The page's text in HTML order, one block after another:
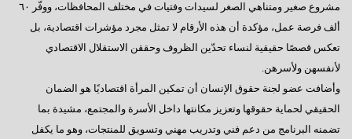
مشروع صغير ومتناهي الصغر لسيدات وفتيات في مختلف المحافظات، ووفّر ٦٠
ألف فرصة عمل، مؤكدة أن هذه الأرقام لا تمثل مجرد مؤشرات اقتصادية، بل
تعكس قصصًا حقيقية لنساء تحدّين الظروف وحققن الاستقلال الاقتصادي
لأنفسهن ولأسرهن.
وأضافت عضو لجنة حقوق الإنسان أن تمكين المرأة اقتصاديًا هو الضمان
الحقيقي لحماية حقوقها وتعزيز مكانتها داخل الأسرة والمجتمع، مشيدة بما
تضمنه البرنامج من دعم فني وتدريب مهني وتسويق للمنتجات، وهو ما يكفل